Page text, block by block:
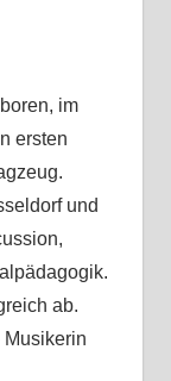
im
ersten
und
ab.
Musikerin